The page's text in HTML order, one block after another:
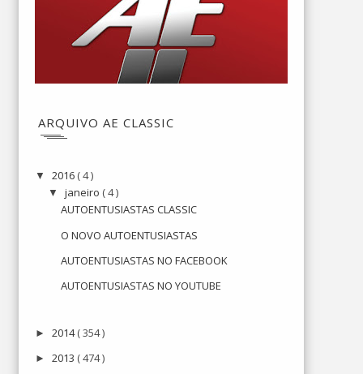
ARQUIVO AE CLASSIC
▼ 2016 ( 4 )
▼ janeiro ( 4 )
AUTOENTUSIASTAS CLASSIC
O NOVO AUTOENTUSIASTAS
AUTOENTUSIASTAS NO FACEBOOK
AUTOENTUSIASTAS NO YOUTUBE
► 2014( 354 )
► 2013 ( 474 )